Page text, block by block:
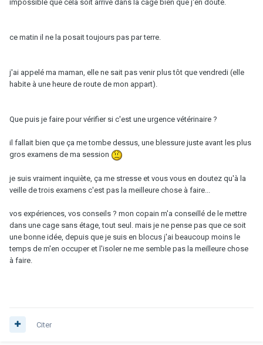
impossible que cela soit arrivé dans la cage bien que j'en doute.
ce matin il ne la posait toujours pas par terre.
j'ai appelé ma maman, elle ne sait pas venir plus tôt que vendredi (elle
habite à une heure de route de mon appart).
Que puis je faire pour vérifier si c'est une urgence vétérinaire ?
il fallait bien que ça me tombe dessus, une blessure juste avant les plus
gros examens de ma session
je suis vraiment inquiète, ça me stresse et vous vous en doutez qu'à la
veille de trois examens c'est pas la meilleure chose à faire...
vos expériences, vos conseils ? mon copain m'a conseillé de le mettre
dans une cage sans étage, tout seul. mais je ne pense pas que ce soit
une bonne idée, depuis que je suis en blocus j'ai beaucoup moins le
temps de m'en occuper et l'isoler ne me semble pas la meilleure chose
à faire.
Citer